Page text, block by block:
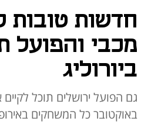
חדשות טובות
מכבי והפועל
ביורוליג
באוקטובר כל המשחקים